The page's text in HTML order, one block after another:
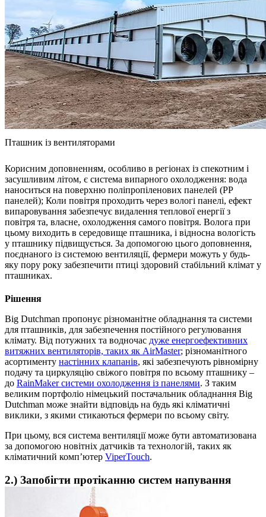
Пташник із вентиляторами
Корисним доповненням, особливо в регіонах із спекотним і
засушливим літом, є система випарного охолодження: вода
наноситься на поверхню поліпропіленових панелей (PP
панелей); Коли повітря проходить через вологі панелі, ефект
випаровування забезпечує видалення теплової енергії з
повітря та, власне, охолодження самого повітря. Волога при
цьому виходить в середовище пташника, і відносна вологість
у пташнику підвищується. За допомогою цього доповнення,
поєднаного із системою вентиляції, фермери можуть у будь-
яку пору року забезпечити птиці здоровий стабільний клімат у
пташниках.
Рішення
Big Dutchman пропонує різноманітне обладнання та системи
для пташників, для забезпечення постійного регулювання
клімату. Від потужних та водночас дуже енергоефективних
витяжних вентиляторів, таких як AirMaster; різноманітного
асортименту настінних клапанів, які забезпечують рівномірну
подачу та циркуляцію свіжого повітря по всьому пташнику –
до RainMaker системи охолодження із панелями. З таким
великим портфоліо німецький постачальник обладнання Big
Dutchman може знайти відповідь на будь які кліматичні
виклики, з якими стикаються фермери по всьому світу.
При цьому, вся система вентиляції може бути автоматизована
за допомогою новітніх датчиків та технологій, таких як
кліматичний комп’ютер ViperTouch.
2.) Запобігти протіканню систем напування